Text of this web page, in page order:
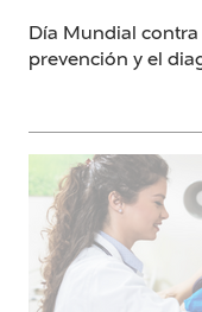
Día Mundial
prevención y el